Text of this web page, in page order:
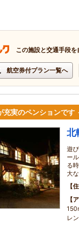
この施設と交通手段
航空券付プラン一覧へ
充実のペンションです
北
遊
ー
る
大
レ